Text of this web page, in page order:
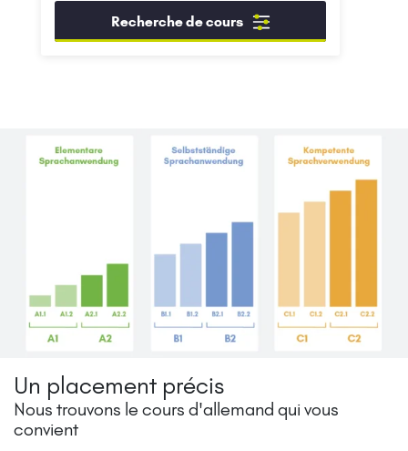
Recherche de cours
Un placement précis
Nous trouvons le cours d'allemand qui vous
convient